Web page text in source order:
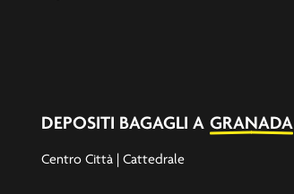
DEPOSITI BAGAGLI A GRANADA
Centro Città | Cattedrale